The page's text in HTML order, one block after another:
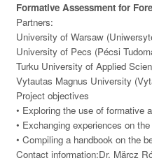
Formative Assessment for
Partners:
University of Warsaw
University of Pecs (Pécsi
Turku University of Applied
Vytautas Magnus University
Project objectives
• Exploring the use of formative
• Exchanging experiences on
• Compiling a handbook on the
Contact information:Dr. Märcz